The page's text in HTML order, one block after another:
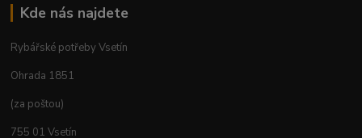
Kde nás najdete
Rybářské potřeby Vsetín
Ohrada 1851
(za poštou)
755 01 Vsetín